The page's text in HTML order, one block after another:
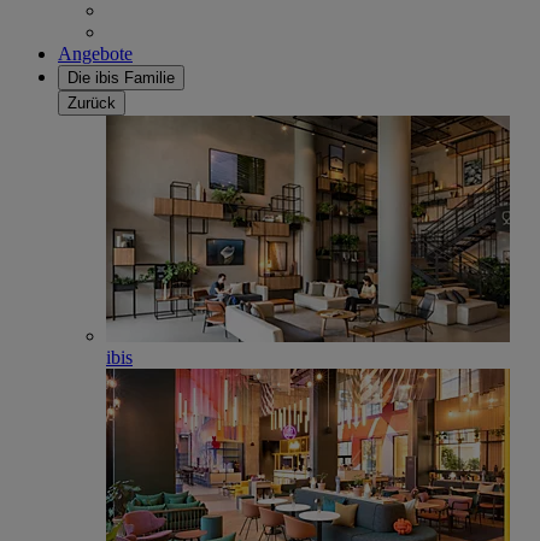
Angebote
Die ibis Familie
Zurück
ibis